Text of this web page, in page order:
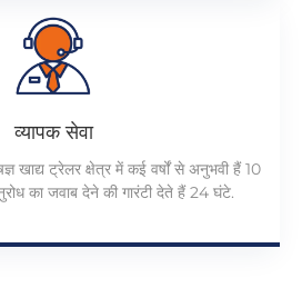
व्यापक सेवा
खाद्य ट्रेलर क्षेत्र में कई वर्षों से अनुभवी हैं 10
का जवाब देने की गारंटी देते हैं 24 घंटे.